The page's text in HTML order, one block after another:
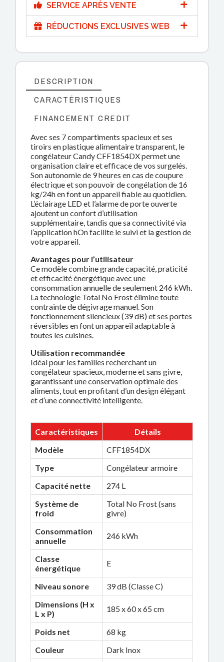
SERVICE APRÈS VENTE
RÉDUCTIONS EXCLUSIVES WEB
DESCRIPTION
CARACTÉRISTIQUES
FINANCEMENT CREDIT
Avec ses 7 compartiments spacieux et ses
tiroirs en plastique alimentaire transparent, le
congélateur Candy CFF1854DX permet une
organisation claire et efficace de vos surgelés.
Son autonomie de 9 heures en cas de coupure
électrique et son pouvoir de congélation de 16
kg/24h en font un appareil fiable au quotidien.
L’éclairage LED et l’alarme de porte ouverte
ajoutent un confort d’utilisation
supplémentaire, tandis que sa connectivité via
l’application hOn facilite le suivi et la gestion de
votre appareil.
Avantages pour l’utilisateur
Ce modèle combine grande capacité, praticité
et efficacité énergétique avec une
consommation annuelle de seulement 246 kWh.
La technologie Total No Frost élimine toute
contrainte de dégivrage manuel. Son
fonctionnement silencieux (39 dB) et ses portes
réversibles en font un appareil adaptable à
toutes les cuisines.
Utilisation recommandée
Idéal pour les familles recherchant un
congélateur spacieux, moderne et sans givre,
garantissant une conservation optimale des
aliments, tout en profitant d’un design élégant
et d’une connectivité intelligente.
Caractéristiques
Détails
Modèle
CFF1854DX
Type
Congélateur armoire
Capacité nette
274 L
Système de
froid
Total No Frost (sans
givre)
Consommation
annuelle
246 kWh
Classe
énergétique
E
Niveau sonore
39 dB (Classe C)
Dimensions (H x
L x P)
185 x 60 x 65 cm
Poids net
68 kg
Couleur
Dark Inox